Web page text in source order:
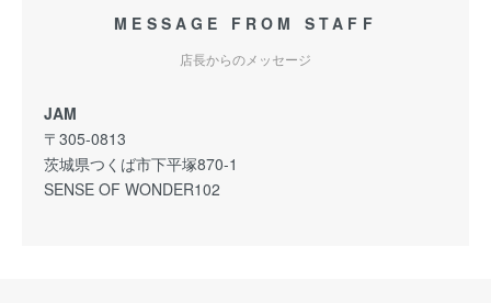
MESSAGE FROM STAFF
店長からのメッセージ
JAM
〒305-0813
茨城県つくば市下平塚870-1
SENSE OF WONDER102